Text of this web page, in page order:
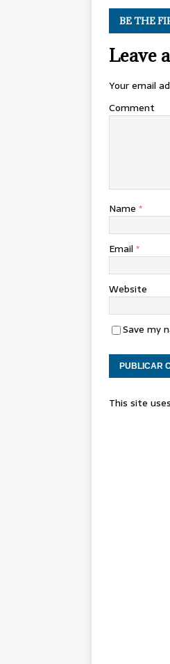
BE THE
Leave
Your email
Comment
Name *
Email *
Website
Save my
This site